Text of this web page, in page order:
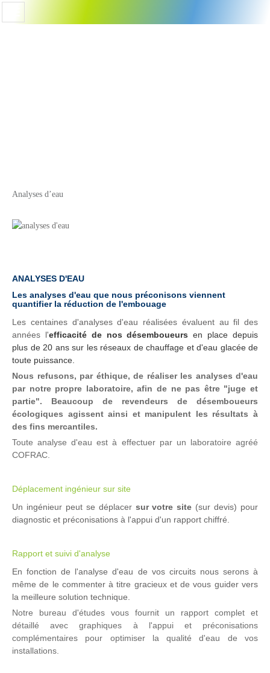
Analyses d’eau
ANALYSES D'EAU
Les analyses d'eau que nous préconisons viennent
quantifier la réduction de l'embouage
Les centaines d'analyses d'eau réalisées évaluent au fil des
années l'efficacité de nos désemboueurs en place depuis
plus de 20 ans sur les réseaux de chauffage et d'eau glacée de
toute puissance.
Nous refusons, par éthique, de réaliser les analyses d'eau
par notre propre laboratoire, afin de ne pas être "juge et
partie". Beaucoup de revendeurs de désemboueurs
écologiques agissent ainsi et manipulent les résultats à
des fins mercantiles.
Toute analyse d'eau est à effectuer par un laboratoire agréé
COFRAC.
Déplacement ingénieur sur site
Un ingénieur peut se déplacer sur votre site (sur devis) pour
diagnostic et préconisations à l'appui d'un rapport chiffré.
Rapport et suivi d'analyse
En fonction de l'analyse d'eau de vos circuits nous serons à
même de le commenter à titre gracieux et de vous guider vers
la meilleure solution technique.
Notre bureau d'études vous fournit un rapport complet et
détaillé avec graphiques à l'appui et préconisations
complémentaires pour optimiser la qualité d'eau de vos
installations.